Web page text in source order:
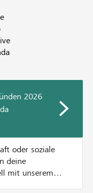
2026
oder soziale
deine
mit unserem